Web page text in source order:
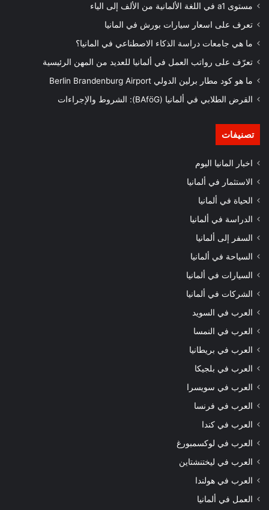
مستوى a1 في اللغة الألمانية من الألف إلى الياء
تعرف على اسعار سيارات بورش في المانيا
ما هي جامعات دراسة الذكاء الاصطناعي في المانيا؟
تعرّف على رواتب العمل في ألمانيا للعديد من المهن الرئيسية
ما هو كود مطار برلين الدولي Berlin Brandenburg Airport
القرض الطلابي في ألمانيا (BAföG): الشروط والإجراءات
تصنيفات
اخبار المانيا اليوم
الاستثمار في ألمانيا
الحياة في ألمانيا
الدراسة في ألمانيا
السفر إلى ألمانيا
السياحة في ألمانيا
السيارات في ألمانيا
الشركات في ألمانيا
العرب في السويد
العرب في النمسا
العرب في بريطانيا
العرب في بلجيكا
العرب في سويسرا
العرب في فرنسا
العرب في كندا
العرب في لوكسمبورغ
العرب في ليختنشتاين
العرب في هولندا
العمل في ألمانيا